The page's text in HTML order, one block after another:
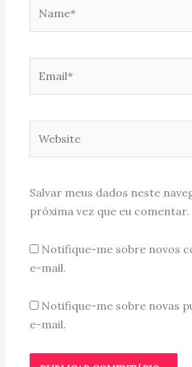
Salvar meus dados neste
próxima vez que eu comentar.
Notifique-me sobre novos
e-mail.
Notifique-me sobre novas
e-mail.